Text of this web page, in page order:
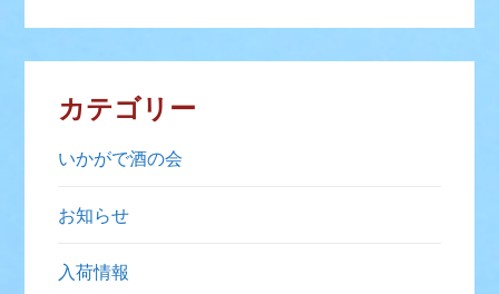
カテゴリー
いかがで酒の会
お知らせ
入荷情報